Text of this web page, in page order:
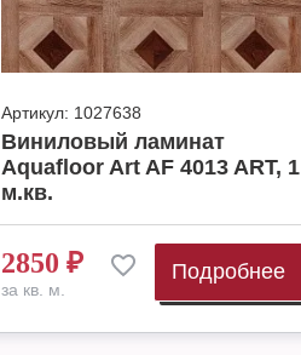
Артикул: 1027638
Виниловый ламинат
Aquafloor Art AF 4013 ART, 1
м.кв.
2850 ₽
за кв. м.
Подробнее